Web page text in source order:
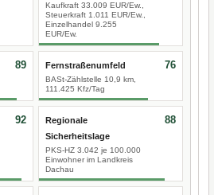
Kaufkraft 33.009 EUR/Ew.,
Steuerkraft 1.011 EUR/Ew.,
Einzelhandel 9.255
EUR/Ew.
89 Fernstraßenumfeld
BASt-Zählstelle 10,9 km,
111.425 Kfz/Tag
76
92
Regionale
Sicherheitslage
PKS-HZ 3.042 je 100.000
Einwohner im Landkreis
Dachau
88